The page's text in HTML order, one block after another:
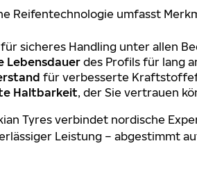
Reifentechnologie umfasst
für sicheres Handling unter allen
Lebensdauer des Profils für lang
für verbesserte
Haltbarkeit, der Sie vertrauen
Tyres verbindet nordische
Leistung – abgestimmt